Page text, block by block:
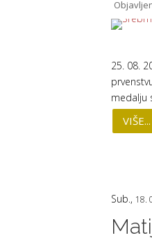
25. 08.
medalju
VIŠE...
Sub., 18.